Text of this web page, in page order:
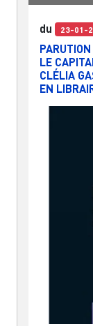
du 23-01-
LE
CLÉLIA
EN